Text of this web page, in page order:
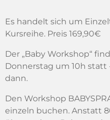
Es handelt sich um
Kursreihe. Preis 169,90€
Der „Baby Workshop“
Donnerstag um 10h
dann.
Den Workshop
einzeln buchen. Anstatt